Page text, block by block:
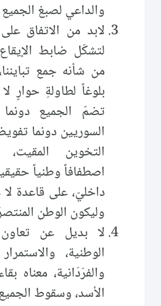
والداعي لصبغ
لابد من الاتفاق
لتشكّل ضابط
من شأنه جمع
بلوغاً لطاولةِ حوارٍ
تضمّ الجميع
السوريين دونما
التخوين
اصطفافاً وطنياً
داخليّ، على قاعدة
وليكون الوطن
لا بديل عن
الوطنية،
والفرَدَانية، معناه
الأسد، وسقوط